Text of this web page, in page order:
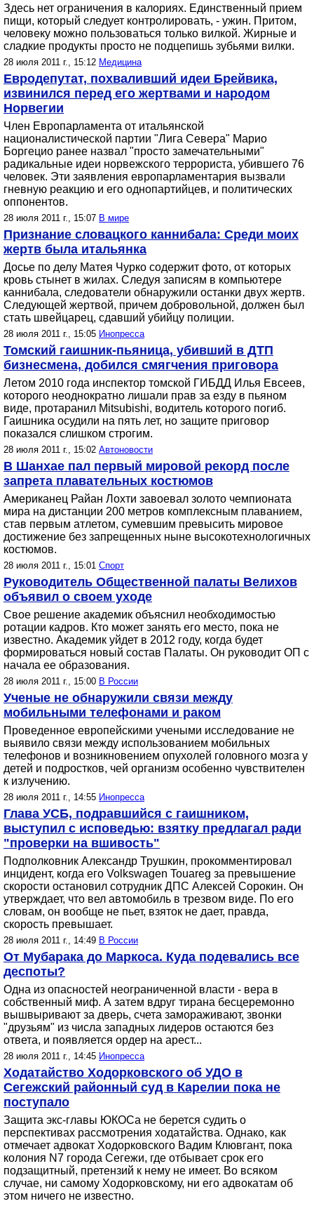
Здесь нет ограничения в калориях. Единственный прием
пищи, который следует контролировать, - ужин. Притом,
человеку можно пользоваться только вилкой. Жирные и
сладкие продукты просто не подцепишь зубьями вилки.
28 июля 2011 г., 15:12 Медицина
Евродепутат, похваливший идеи Брейвика,
извинился перед его жертвами и народом
Норвегии
Член Европарламента от итальянской
националистической партии "Лига Севера" Марио
Боргецио ранее назвал "просто замечательными"
радикальные идеи норвежского террориста, убившего 76
человек. Эти заявления европарламентария вызвали
гневную реакцию и его однопартийцев, и политических
оппонентов.
28 июля 2011 г., 15:07 В мире
Признание словацкого каннибала: Среди моих
жертв была итальянка
Досье по делу Матея Чурко содержит фото, от которых
кровь стынет в жилах. Следуя записям в компьютере
каннибала, следователи обнаружили останки двух жертв.
Следующей жертвой, причем добровольной, должен был
стать швейцарец, сдавший убийцу полиции.
28 июля 2011 г., 15:05 Инопресса
Томский гаишник-пьяница, убивший в ДТП
бизнесмена, добился смягчения приговора
Летом 2010 года инспектор томской ГИБДД Илья Евсеев,
которого неоднократно лишали прав за езду в пьяном
виде, протаранил Mitsubishi, водитель которого погиб.
Гаишника осудили на пять лет, но защите приговор
показался слишком строгим.
28 июля 2011 г., 15:02 Автоновости
В Шанхае пал первый мировой рекорд после
запрета плавательных костюмов
Американец Райан Лохти завоевал золото чемпионата
мира на дистанции 200 метров комплексным плаванием,
став первым атлетом, сумевшим превысить мировое
достижение без запрещенных ныне высокотехнологичных
костюмов.
28 июля 2011 г., 15:01 Спорт
Руководитель Общественной палаты Велихов
объявил о своем уходе
Свое решение академик объяснил необходимостью
ротации кадров. Кто может занять его место, пока не
известно. Академик уйдет в 2012 году, когда будет
формироваться новый состав Палаты. Он руководит ОП с
начала ее образования.
28 июля 2011 г., 15:00 В России
Ученые не обнаружили связи между
мобильными телефонами и раком
Проведенное европейскими учеными исследование не
выявило связи между использованием мобильных
телефонов и возникновением опухолей головного мозга у
детей и подростков, чей организм особенно чувствителен
к излучению.
28 июля 2011 г., 14:55 Инопресса
Глава УСБ, подравшийся с гаишником,
выступил с исповедью: взятку предлагал ради
"проверки на вшивость"
Подполковник Александр Трушкин, прокомментировал
инцидент, когда его Volkswagen Touareg за превышение
скорости остановил сотрудник ДПС Алексей Сорокин. Он
утверждает, что вел автомобиль в трезвом виде. По его
словам, он вообще не пьет, взяток не дает, правда,
скорость превышает.
28 июля 2011 г., 14:49 В России
От Мубарака до Маркоса. Куда подевались все
деспоты?
Одна из опасностей неограниченной власти - вера в
собственный миф. А затем вдруг тирана бесцеремонно
вышвыривают за дверь, счета замораживают, звонки
"друзьям" из числа западных лидеров остаются без
ответа, и появляется ордер на арест...
28 июля 2011 г., 14:45 Инопресса
Ходатайство Ходорковского об УДО в
Сегежский районный суд в Карелии пока не
поступало
Защита экс-главы ЮКОСа не берется судить о
перспективах рассмотрения ходатайства. Однако, как
отмечает адвокат Ходорковского Вадим Клювгант, пока
колония N7 города Сегежи, где отбывает срок его
подзащитный, претензий к нему не имеет. Во всяком
случае, ни самому Ходорковскому, ни его адвокатам об
этом ничего не известно.